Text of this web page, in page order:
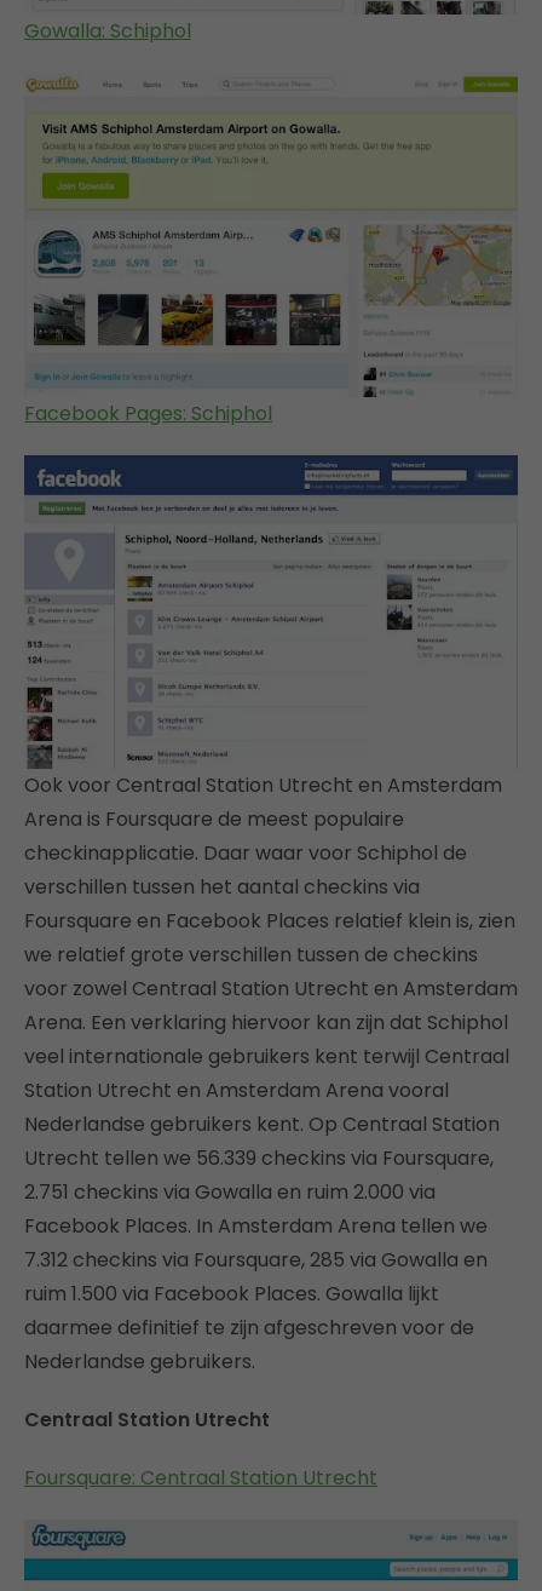
Gowalla: Schiphol
Facebook Pages: Schiphol
Ook voor Centraal Station Utrecht en Amsterdam
Arena is Foursquare de meest populaire
checkinapplicatie. Daar waar voor Schiphol de
verschillen tussen het aantal checkins via
Foursquare en Facebook Places relatief klein is, zien
we relatief grote verschillen tussen de checkins
voor zowel Centraal Station Utrecht en Amsterdam
Arena. Een verklaring hiervoor kan zijn dat Schiphol
veel internationale gebruikers kent terwijl Centraal
Station Utrecht en Amsterdam Arena vooral
Nederlandse gebruikers kent. Op Centraal Station
Utrecht tellen we 56.339 checkins via Foursquare,
2.751 checkins via Gowalla en ruim 2.000 via
Facebook Places. In Amsterdam Arena tellen we
7.312 checkins via Foursquare, 285 via Gowalla en
ruim 1.500 via Facebook Places. Gowalla lijkt
daarmee definitief te zijn afgeschreven voor de
Nederlandse gebruikers.
Centraal Station Utrecht
Foursquare: Centraal Station Utrecht